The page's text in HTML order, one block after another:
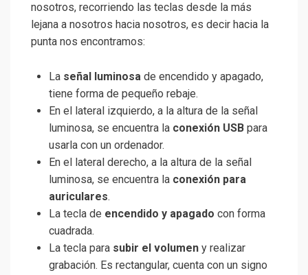
nosotros, recorriendo las teclas desde la más
lejana a nosotros hacia nosotros, es decir hacia la
punta nos encontramos:
La señal luminosa de encendido y apagado,
tiene forma de pequeño rebaje.
En el lateral izquierdo, a la altura de la señal
luminosa, se encuentra la conexión USB para
usarla con un ordenador.
En el lateral derecho, a la altura de la señal
luminosa, se encuentra la conexión para
auriculares.
La tecla de encendido y apagado con forma
cuadrada.
La tecla para subir el volumen y realizar
grabación. Es rectangular, cuenta con un signo